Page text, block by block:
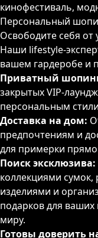
кинофестиваль,
Персональный
Освободите себя
Наши lifestyle-
вашем гардеробе и
Приватный
закрытых VIP-
персональным
Доставка на дом:
предпочтениям и
для примерки
Поиск эксклюзива:
коллекциями
изделиями и
подарков для ваших
миру.
Готовы доверить